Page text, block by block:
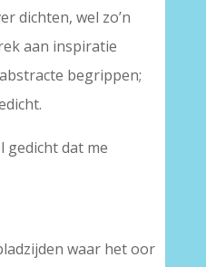
dichten, wel zo’n
aan inspiratie
begrippen;
gedicht dat me
waar het oor